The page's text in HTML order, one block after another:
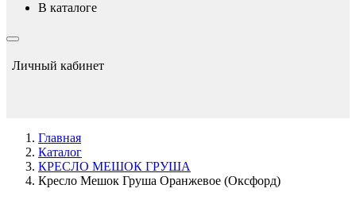
в каталоге
Личный кабинет
Главная
Каталог
КРЕСЛО МЕШОК ГРУША
Кресло Мешок Груша Оранжевое (Оксфорд)